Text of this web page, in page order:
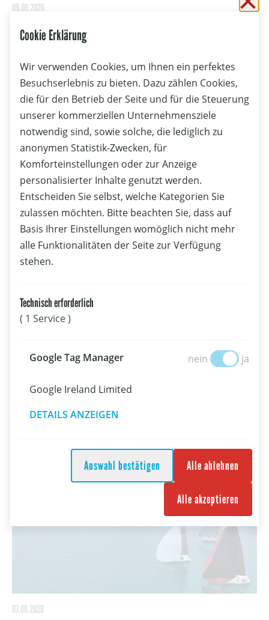
Test auf Rang acht
Spitzensport
09.08.2026
Farese/Zöchling und Prettner/Flachberger schaffen Sprung
Spitzensport
08.08.2026
07.08.2026
Cookie Erklärung
Wir verwenden Cookies, um Ihnen ein perfektes
Besuchserlebnis zu bieten. Dazu zählen Cookies,
die für den Betrieb der Seite und für die Steuerung
unserer kommerziellen Unternehmensziele
notwendig sind, sowie solche, die lediglich zu
anonymen Statistik-Zwecken, für
Komforteinstellungen oder zur Anzeige
personalisierter Inhalte genutzt werden.
Entscheiden Sie selbst, welche Kategorien Sie
zulassen möchten. Bitte beachten Sie, dass auf
Basis Ihrer Einstellungen womöglich nicht mehr
alle Funktionalitäten der Seite zur Verfügung
stehen.
Technisch erforderlich
( 1 Service )
Google Tag Manager nein
Google Tag ja
Google Ireland Limited
DETAILS ANZEIGEN
Auswahl bestätigen Alle ablehnen
Alle akzeptieren